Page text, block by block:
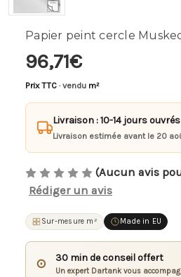
Papier peint cercle
96,71€
Prix TTC · vendu m²
Livraison : 10-14 jours ouvrés
Livraison estimée avant le 20
(Aucun avis
Rédiger un avis
Sur-mesure m² Made in EU
⊙ 30 min de conseil offert
Un expert Dartank vous